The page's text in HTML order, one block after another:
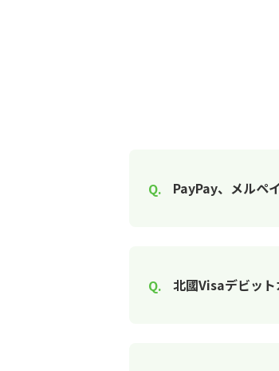
PayPay、メルペ
北國Visaデビッ